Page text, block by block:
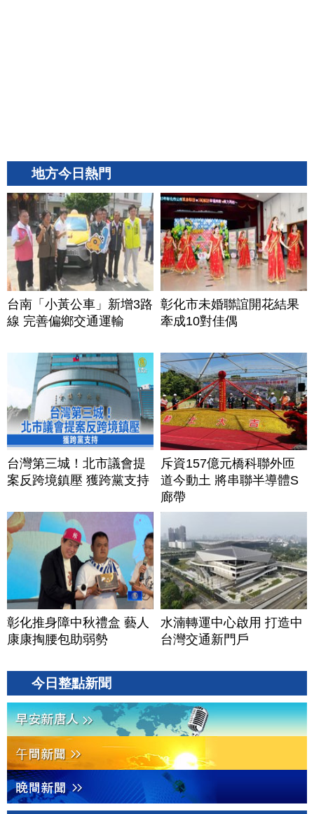
地方今日熱門
台南「小黃公車」新增3路
線 完善偏鄉交通運輸
彰化市未婚聯誼開花結果
牽成10對佳偶
台灣第三城！北市議會提
案反跨境鎮壓 獲跨黨支持
斥資157億元橋科聯外匝
道今動土 將串聯半導體S
廊帶
彰化推身障中秋禮盒 藝人
康康掏腰包助弱勢
水湳轉運中心啟用 打造中
台灣交通新門戶
今日整點新聞